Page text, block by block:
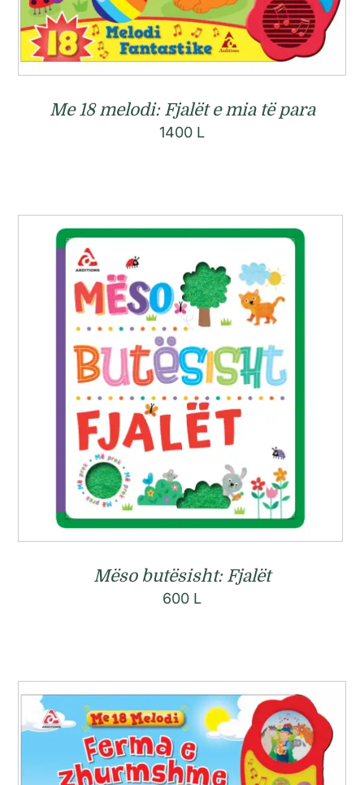
Me 18 melodi: Fjalët e mia të para
1400 L
Mëso butësisht: Fjalët
600 L